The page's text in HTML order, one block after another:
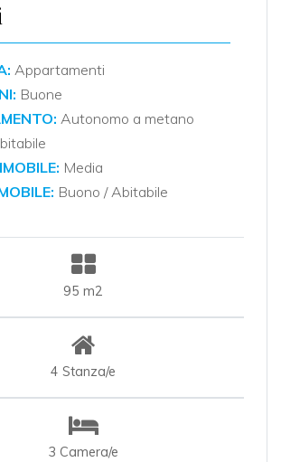
Appartamenti
Buone
Autonomo a metano
Media
Buono / Abitabile
95 m2
4 Stanza/e
3 Camera/e